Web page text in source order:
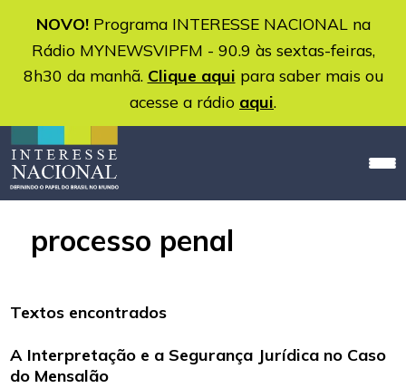
NOVO!Programa INTERESSE NACIONAL na
Rádio MYNEWSVIPFM - 90.9 às sextas-feiras,
8h30 da manhã. Clique aqui para saber mais ou
acesse a rádio aqui.
processo penal
Textos encontrados
A Interpretação e a Segurança Jurídica no Caso
do Mensalão